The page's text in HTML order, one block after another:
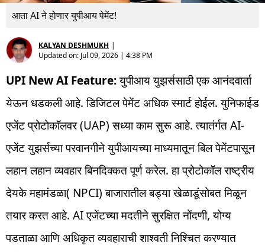
आता AI ने होणार युपीआय पेमेंट!
KALYAN DESHMUKH |
Updated on: Jul 09, 2026 | 4:38 PM
UPI New AI Feature:युपीआय युझर्ससाठी एक आनंदवार्ता
येऊन धडकली आहे. डिजिटल पेमेंट अधिक स्मार्ट होईल. युनिफाईड
एजेंट प्रोटोकॉलवर (UAP) सध्या काम सुरू आहे. त्यातंर्गत AI-
एजेंट युझर्सच्या परवानगीने युपीआयच्या माध्यमातून बिल पेमेंटपासून
लहान लहान व्यवहार बिनदिक्कत पूर्ण करेल. हा प्रोटोकॉल राष्ट्रीय
देयके महामंडळा( NPCI) बाजारातील बड्या खेळाडूंसोबत मिळून
तयार करत आहे. AI एजेंटच्या मदतीने सुरक्षित नोंदणी, योग्य
पडताळा आणि अधिकृत व्यवहाराची शाश्वती निश्चित करण्यात